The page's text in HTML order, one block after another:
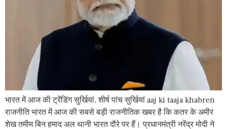
भारत में आज की ट्रेंडिंग सुर्खियां, शीर्ष पांच सुर्खियां aaj ki taaja khabren
राजनीति भारत में आज की सबसे बड़ी राजनीतिक खबर है कि कतर के अमीर
शेख तमीम बिन हमाद अल थानी भारत दौरे पर हैं। प्रधानमंत्री नरेंद्र मोदी ने